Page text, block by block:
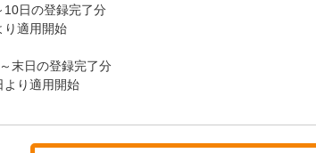
10日の登録完了分
り適用開始
末日の登録完了分
より適用開始